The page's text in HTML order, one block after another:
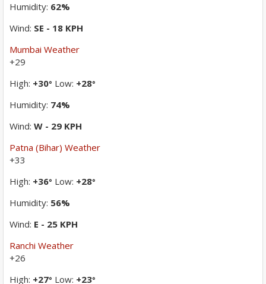
Humidity: 62%
Wind: SE - 18 KPH
Mumbai Weather
+29
High: +30° Low: +28°
Humidity: 74%
Wind: W - 29 KPH
Patna (Bihar) Weather
+33
High: +36° Low: +28°
Humidity: 56%
Wind: E - 25 KPH
Ranchi Weather
+26
High: +27° Low: +23°